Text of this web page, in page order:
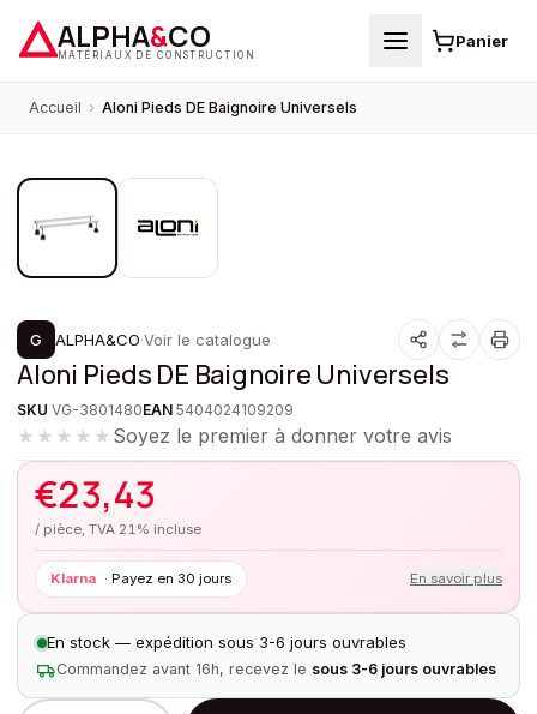
ALPHA&CO
MATÉRIAUX DE CONSTRUCTION
Panier
Accueil › Aloni Pieds DE Baignoire Universels
G ALPHA&CO·Voir le catalogue
Aloni Pieds DE Baignoire Universels
SKU VG-3801480EAN 5404024109209
★★★★★ Soyez le premier à donner votre avis
€23,43
/ pièce, TVA 21% incluse
Klarna · Payez en 30 jours En savoir plus
En stock — expédition sous 3-6 jours ouvrables
Commandez avant 16h, recevez le sous 3-6 jours ouvrables